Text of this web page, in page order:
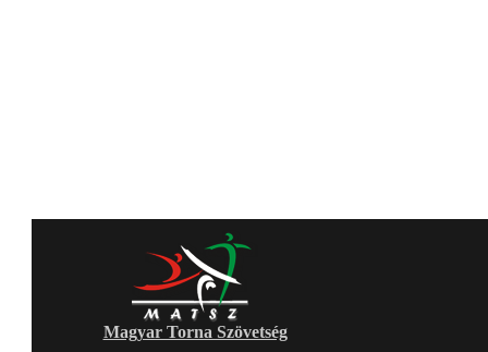
Magyar Torna Szövetség